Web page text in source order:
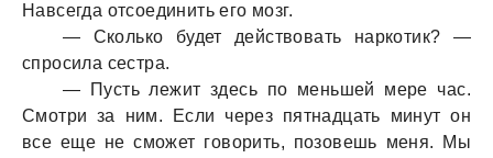
Навсегда отсоединить его мозг.
— Сколько будет действовать наркотик? —
спросила сестра.
— Пусть лежит здесь по меньшей мере час.
Смотри за ним. Если через пятнадцать минут он
все еще не сможет говорить, позовешь меня. Мы